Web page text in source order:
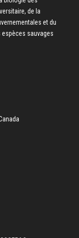
de la
et du
sauvages